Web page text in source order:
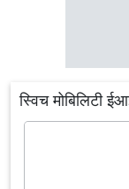
स्विच मोबिलिटी